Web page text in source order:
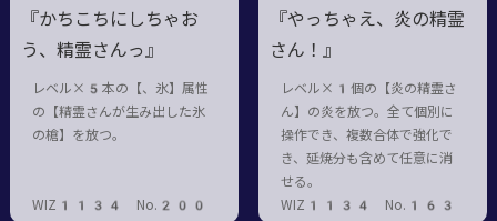
『かちこちにしちゃお
う、精霊さんっ』
レベル×5本の【、氷】属性
の【精霊さんが生み出した氷
の槍】を放つ。
WIZ1134 No.200
『やっちゃえ、炎の精霊
さん！』
レベル×1個の【炎の精霊さ
ん】の炎を放つ。全て個別に
操作でき、複数合体で強化で
き、延焼分も含めて任意に消
せる。
WIZ1134 No.163